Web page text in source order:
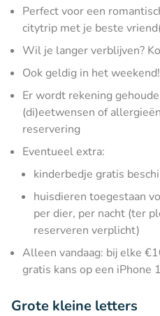
Perfect voor een
citytrip met je beste
Wil je langer verblijven?
Ook geldig in het weekend!
Er wordt rekening
(di)eetwensen of
reservering
Eventueel extra:
kinderbedje gratis
huisdieren toegestaan
per dier, per nacht (ter
reserveren verplicht)
Alleen vandaag: bij elke
gratis kans op een iPhone
Grote kleine letters